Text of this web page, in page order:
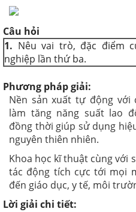
Câu hỏi
1. Nêu vai trò, đặc điểm
nghiệp lần thứ ba.
Phương pháp giải:
Nền sản xuất tự động với
làm tăng năng suất lao
đồng thời giúp sử dụng
nguyên thiên nhiên.
Khoa học kĩ thuật cùng với
tác động tích cực tới mọi
đến giáo dục, y tế, môi
Lời giải chi tiết: